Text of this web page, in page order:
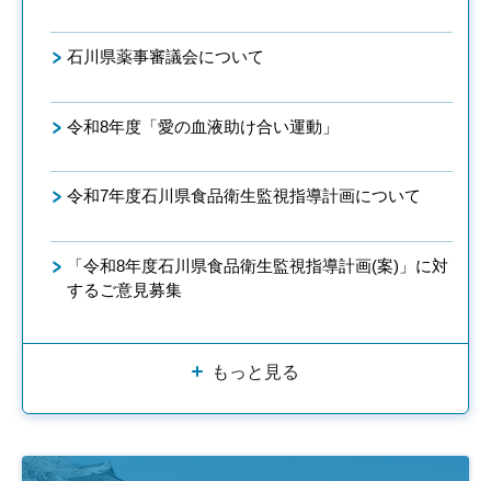
石川県薬事審議会について
令和8年度「愛の血液助け合い運動」
令和7年度石川県食品衛生監視指導計画について
「令和8年度石川県食品衛生監視指導計画(案)」に対
するご意見募集
もっと見る